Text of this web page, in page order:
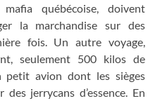
québécoise, doivent
la marchandise sur des
fois. Un autre voyage,
seulement 500 kilos de
avion dont les sièges
jerrycans d’essence. En